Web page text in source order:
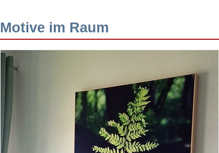
Motive im Raum